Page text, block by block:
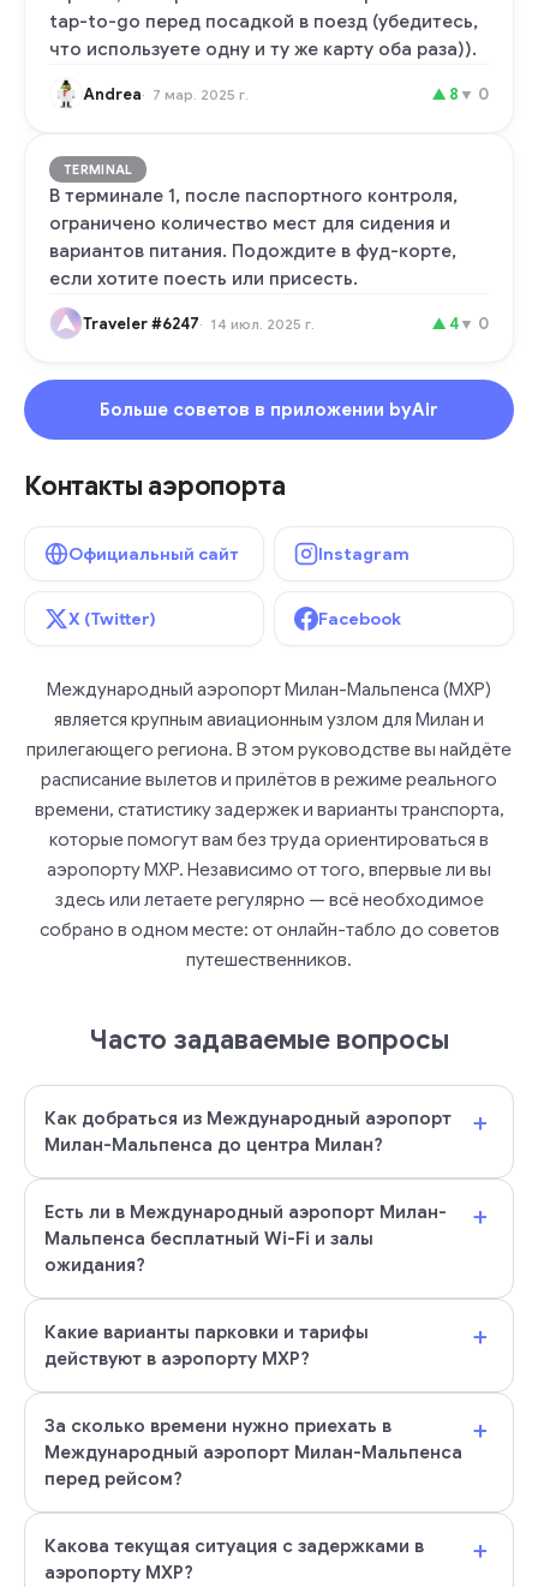
tap-to-go перед посадкой в поезд (убедитесь,
что используете одну и ту же карту оба раза)).
Andrea 7 мар. 2025 г. ▲ 8 ▼ 0
TERMINAL
В терминале 1, после паспортного контроля,
ограничено количество мест для сидения и
вариантов питания. Подождите в фуд-корте,
если хотите поесть или присесть.
Traveler #6247 14 июл. 2025 г. ▲ 4▼ 0
Больше советов в приложении byAir
Контакты аэропорта
Официальный сайт Instagram
X (Twitter) Facebook
Международный аэропорт Милан-Мальпенса (MXP)
является крупным авиационным узлом для Милан и
прилегающего региона. В этом руководстве вы найдёте
расписание вылетов и прилётов в режиме реального
времени, статистику задержек и варианты транспорта,
которые помогут вам без труда ориентироваться в
аэропорту MXP. Независимо от того, впервые ли вы
здесь или летаете регулярно — всё необходимое
собрано в одном месте: от онлайн-табло до советов
путешественников.
Часто задаваемые вопросы
Как добраться из Международный аэропорт
Милан-Мальпенса до центра Милан?
+
Есть ли в Международный аэропорт Милан-
Мальпенса бесплатный Wi-Fi и залы
ожидания?
+
Какие варианты парковки и тарифы
действуют в аэропорту MXP?
+
За сколько времени нужно приехать в
Международный аэропорт Милан-Мальпенса
перед рейсом?
+
Какова текущая ситуация с задержками в
аэропорту MXP?
+